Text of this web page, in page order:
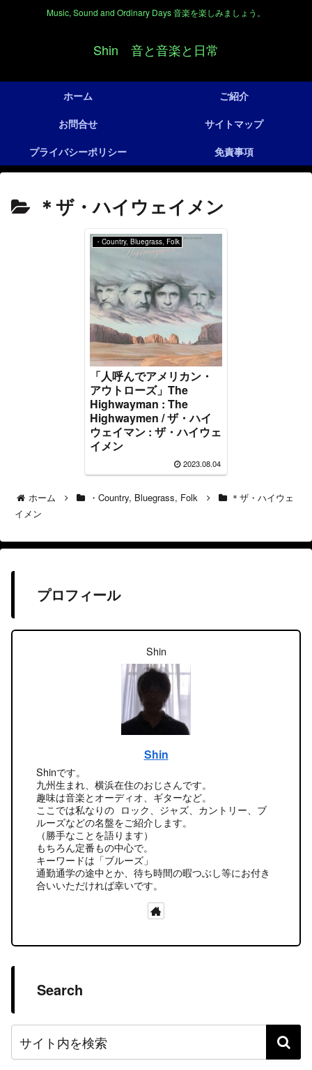
Music, Sound and Ordinary Days 音楽を楽しみましょう。
Shin 音と音楽と日常
ホーム
ご紹介
お問合せ
サイトマップ
プライバシーポリシー
免責事項
＊ザ・ハイウェイメン
・Country, Bluegrass, Folk
「人呼んでアメリカン・
アウトローズ」The
Highwayman : The
Highwaymen / ザ・ハイ
ウェイマン : ザ・ハイウェ
イメン
2023.08.04
ホーム ・Country, Bluegrass, Folk
＊ザ・ハイウェ
イメン
プロフィール
Shin
Shin
Shinです。
九州生まれ、横浜在住のおじさんです。
趣味は音楽とオーディオ、ギターなど。
ここでは私なりの ロック、ジャズ、カントリー、ブ
ルーズなどの名盤をご紹介します。
（勝手なことを語ります）
もちろん定番もの中心で。
キーワードは「ブルーズ」
通勤通学の途中とか、待ち時間の暇つぶし等にお付き
合いいただければ幸いです。
Search